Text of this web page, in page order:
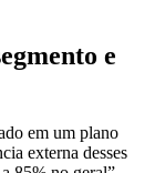
e
em um plano
externa desses